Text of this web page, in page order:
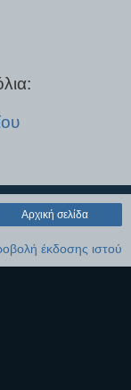
Αρχική σελίδα
έκδοσης ιστού